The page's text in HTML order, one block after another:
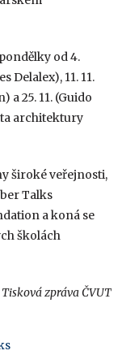
od 4.
Delalex), 11. 11.
a 25. 11. (Guido
architektury
široké veřejnosti,
Talks
a koná se
školách
Tisková zpráva ČVUT